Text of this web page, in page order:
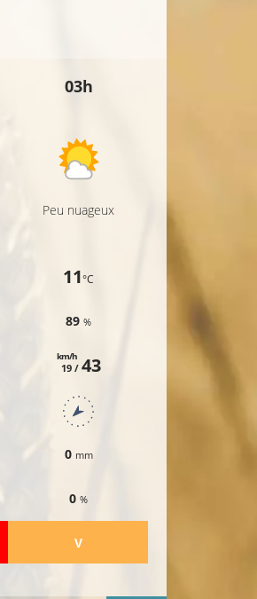
03h
Peu nuageux
11°C
89%
19 /
km/h 43
0 mm
0%
​V